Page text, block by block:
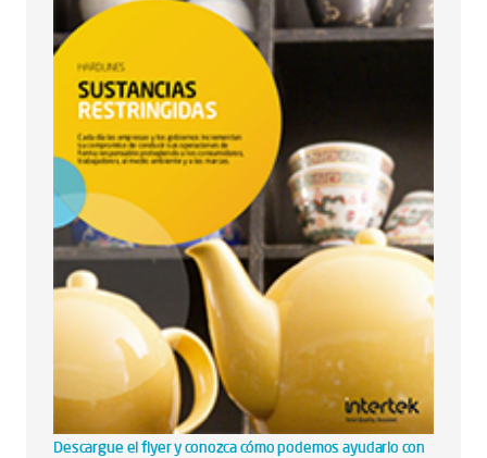
Descargue el flyer y conozca cómo podemos ayudarlo con